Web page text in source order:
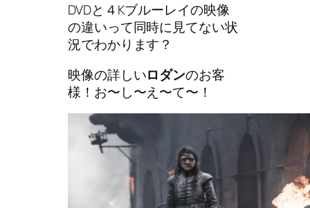
DVDと４Kブルーレイの映像
の違いって同時に見てない状
況でわかります？
映像の詳しいロダンのお客
様！お〜し〜え〜て〜！